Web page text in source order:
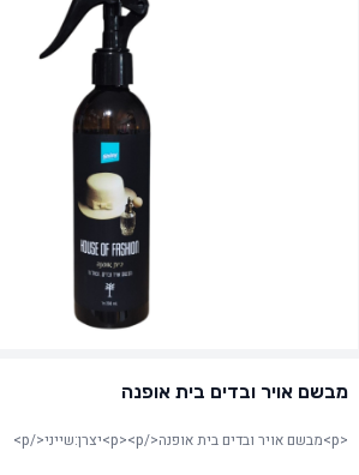
מבשם אויר ובדים בית אופנה
<p>מבשם אויר ובדים בית אופנה</p><p>יצרן:שייני</p>